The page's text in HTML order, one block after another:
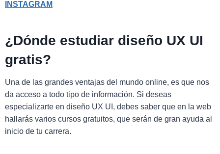
INSTAGRAM
¿Dónde estudiar diseño UX UI
gratis?
Una de las grandes ventajas del mundo online, es que nos
da acceso a todo tipo de información. Si deseas
especializarte en diseño UX UI, debes saber que en la web
hallarás varios cursos gratuitos, que serán de gran ayuda al
inicio de tu carrera.